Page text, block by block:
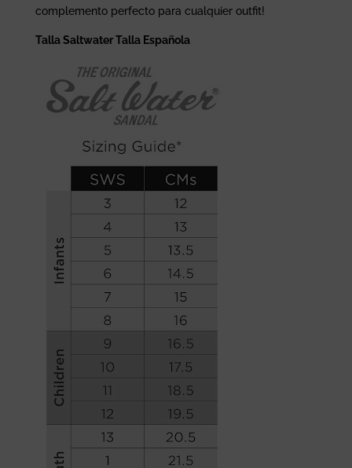
complemento perfecto para cualquier outfit!
Talla SaltwaterTalla Española